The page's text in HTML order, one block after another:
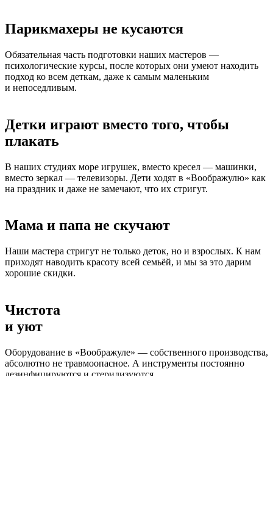
Парикмахеры не кусаются
Обязательная часть подготовки наших мастеров —
психологические курсы, после которых они умеют находить
подход ко всем деткам, даже к самым маленьким
и непоседливым.
Детки играют вместо того, чтобы
плакать
В наших студиях море игрушек, вместо кресел — машинки,
вместо зеркал — телевизоры. Дети ходят в «Воображулю» как
на праздник и даже не замечают, что их стригут.
Мама и папа не скучают
Наши мастера стригут не только деток, но и взрослых. К нам
приходят наводить красоту всей семьёй, и мы за это дарим
хорошие скидки.
Чистота
и уют
Оборудование в «Воображуле» — собственного производства,
абсолютно не травмоопасное. А инструменты постоянно
дезинфицируются и стерилизуются.